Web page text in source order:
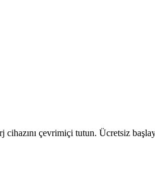
çevrimiçi tutun. Ücretsiz